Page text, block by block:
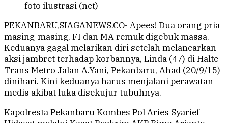
foto ilustrasi (net)
PEKANBARU,SIAGANEWS.CO- Apees! Dua orang pria
masing-masing, FI dan MA remuk digebuk massa.
Keduanya gagal melarikan diri setelah melancarkan
aksi jambret terhadap korbannya, Linda (47) di Halte
Trans Metro Jalan A.Yani, Pekanbaru, Ahad (20/9/15)
dinihari. Kini keduanya harus menjalani perawatan
medis akibat luka disekujur tubuhnya.
Kapolresta Pekanbaru Kombes Pol Aries Syarief